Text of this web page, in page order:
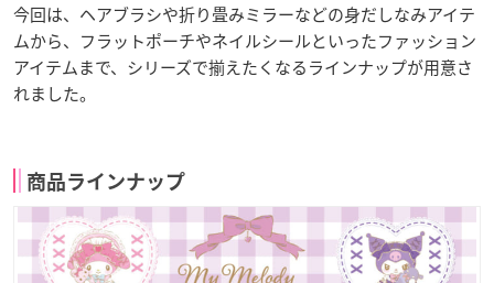
今回は、ヘアブラシや折り畳みミラーなどの身だしなみアイテ
ムから、フラットポーチやネイルシールといったファッション
アイテムまで、シリーズで揃えたくなるラインナップが用意さ
れました。
商品ラインナップ